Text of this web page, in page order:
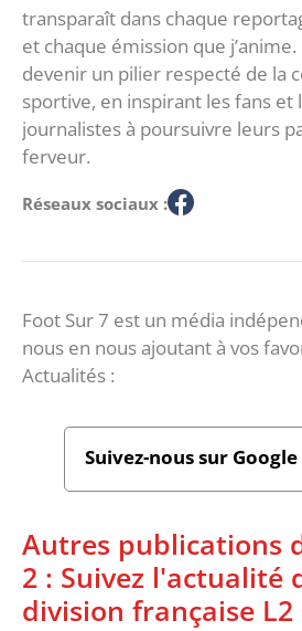
transparaît dans chaque
et chaque émission que
devenir un pilier respecté de la
sportive, en inspirant les fans et
journalistes à poursuivre leurs
ferveur.
Réseaux sociaux :
Foot Sur 7 est un média
nous en nous ajoutant à vos
Actualités :
Suivez-nous sur
Autres publications
2 : Suivez l'actualité
division française L2